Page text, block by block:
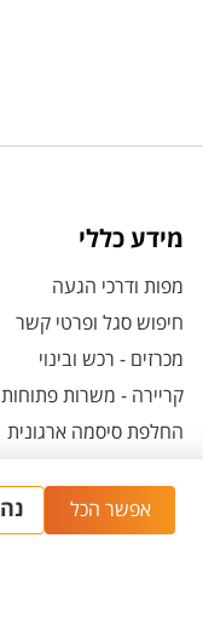
מידע כללי
מפות ודרכי הגעה
חיפוש סגל ופרטי קשר
מכרזים - רכש ובינוי
קריירה - משרות פתוחות
החלפת סיסמה ארגונית
חירום